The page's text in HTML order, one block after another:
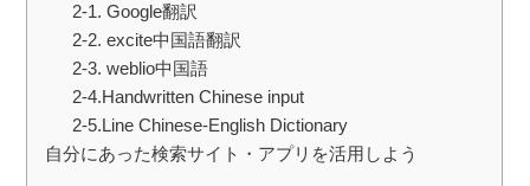
2-1. Google翻訳
2-2. excite中国語翻訳
2-3. weblio中国語
2-4.Handwritten Chinese input
2-5.Line Chinese-English Dictionary
自分にあった検索サイト・アプリを活用しよう